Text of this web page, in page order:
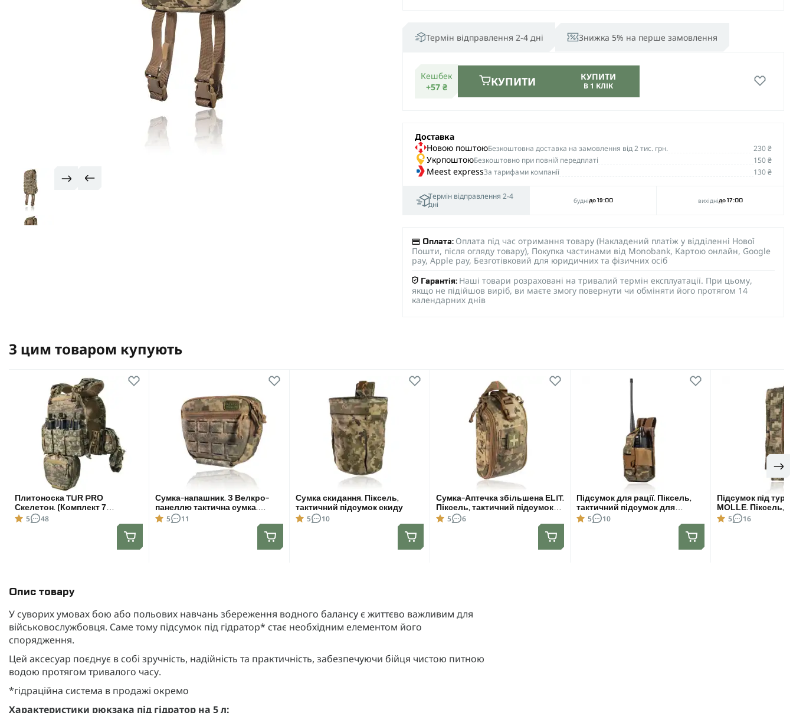
Термін відправлення 2-4 дні Знижка 5% на перше замовлення
Кешбек
+57 ₴
КУПИТИ КУПИТИ
В 1 КЛІК
Доставка
Новою поштоюБезкоштовна доставка на замовлення від 2 тис. грн. 230 ₴
УкрпоштоюБезкоштовно при повній передплаті 150 ₴
Meest expressЗа тарифами компанії 130 ₴
Термін відправлення 2-4
дні
буднідо 19:00 вихіднідо 17:00
Оплата: Оплата під час отримання товару (Накладений платіж у відділенні Нової
Пошти, після огляду товару), Покупка частинами від Monobank, Картою онлайн, Google
pay, Apple pay, Безготівковий для юридичних та фізичних осіб
Гарантія: Наші товари розраховані на тривалий термін експлуатації. При цьому,
якщо не підійшов виріб, ви маєте змогу повернути чи обміняти його протягом 14
календарних днів
Опис товару
У суворих умовах бою або польових навчань збереження водного балансу є життєво важливим для
військовослужбовця. Саме тому підсумок під гідратор* стає необхідним елементом його
спорядження.
Цей аксесуар поєднує в собі зручність, надійність та практичність, забезпечуючи бійця чистою питною
водою протягом тривалого часу.
*гідраційна система в продажі окремо
Характеристики рюкзака під гідратор на 5 л:
З цим товаром купують
Плитоноска TUR PRO
Скелетон. (Комплект 7
підсумків) з системою
швидкого скидання. Molle.
5 48
Сумка-напашник. З Велкро-
панеллю тактична сумка.
Піксель
5 11
Сумка скидання. Піксель,
тактичний підсумок скиду
5 10
Сумка-Аптечка збільшена ELIT.
Піксель, тактичний підсумок
під аптечку
5 6
Підсумок для рації. Піксель,
тактичний підсумок для
Motorola 4400/4800
5 10
Підсумок під
MOLLE. Піксель,
підсумок для
5 16